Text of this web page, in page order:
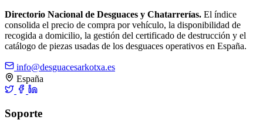
Directorio Nacional de Desguaces y Chatarrerías. El índice
consolida el precio de compra por vehículo, la disponibilidad de
recogida a domicilio, la gestión del certificado de destrucción y el
catálogo de piezas usadas de los desguaces operativos en España.
info@desguacesarkotxa.es
España
Soporte